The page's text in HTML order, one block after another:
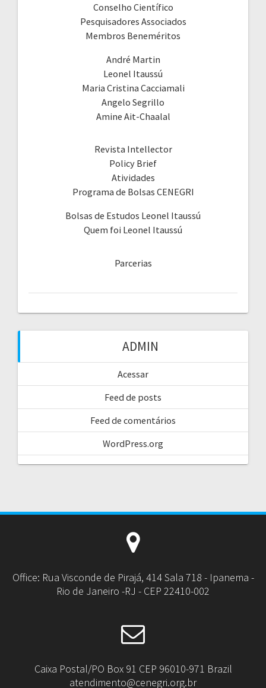
Conselho Científico
Pesquisadores Associados
Membros Beneméritos
André Martin
Leonel Itaussú
Maria Cristina Cacciamali
Angelo Segrillo
Amine Ait-Chaalal
Revista Intellector
Policy Brief
Atividades
Programa de Bolsas CENEGRI
Bolsas de Estudos Leonel Itaussú
Quem foi Leonel Itaussú
Parcerias
ADMIN
Acessar
Feed de posts
Feed de comentários
WordPress.org
Office: Rua Visconde de Pirajá, 414 Sala 718 - Ipanema -
Rio de Janeiro -RJ - CEP 22410-002
Caixa Postal/PO Box 91 CEP 96010-971 Brazil
atendimento@cenegri.org.br